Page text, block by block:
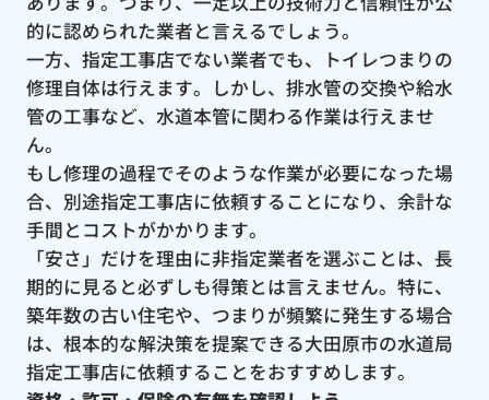
的に認められた業者と言えるでしょう。
一方、指定工事店でない業者でも、トイレつまりの
修理自体は行えます。しかし、排水管の交換や給水
管の工事など、水道本管に関わる作業は行えませ
ん。
もし修理の過程でそのような作業が必要になった場
合、別途指定工事店に依頼することになり、余計な
手間とコストがかかります。
「安さ」だけを理由に非指定業者を選ぶことは、長
期的に見ると必ずしも得策とは言えません。特に、
築年数の古い住宅や、つまりが頻繁に発生する場合
は、根本的な解決策を提案できる大田原市の水道局
指定工事店に依頼することをおすすめします。